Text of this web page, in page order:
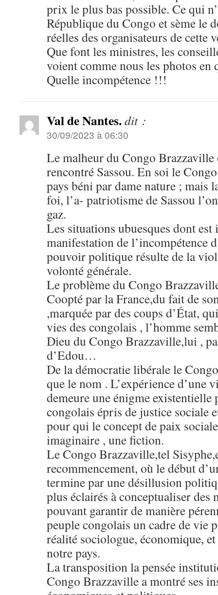
prix le plus bas possible. Ce qui
République du Congo et sème le
réelles des organisateurs de cette
Que font les ministres, les
voient comme nous les photos en
Quelle incompétence !!!
Val de Nantes.dit :
30/09/2023 à 06:30
Le malheur du Congo Brazzaville
rencontré Sassou. En soi le
pays béni par dame nature ; mais
foi, l’a- patriotisme de Sassou
gaz.
Les situations ubuesques dont
manifestation de l’incompétence
pouvoir politique résulte de la
volonté générale.
Le problème du Congo
Coopté par la France,du fait de
,marquée par des coups d’État,
vies des congolais , l’homme
Dieu du Congo Brazzaville,lui ,
d’Edou…
De la démocratie libérale le
que le nom . L’expérience d’une
demeure une énigme existentielle
congolais épris de justice
pour qui le concept de paix
imaginaire , une fiction.
Le Congo Brazzaville,tel
recommencement, où le début
termine par une désillusion
plus éclairés à conceptualiser
pouvant garantir de manière
peuple congolais un cadre de vie
réalité sociologue, économique,
notre pays.
La transposition la pensée
Congo Brazzaville a montré ses